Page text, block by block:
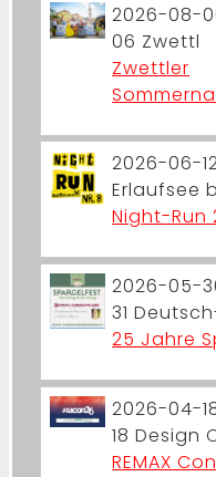
2026-08-
06 Zwettl
Zwettler
2026-06-
Erlaufsee
Night-Run
2026-05-
31
25 Jahre
2026-04-
18 Design
REMAX